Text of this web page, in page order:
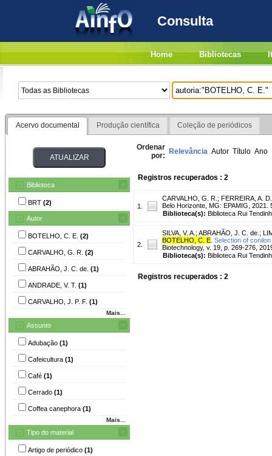
Consulta
Home Bibliotecas
Acervo documental Produção científica Coleção de periódicos
Biblioteca
BRT (2)
Autor
BOTELHO, C. E. (2)
CARVALHO, G. R. (2)
ABRAHÃO, J. C. de. (1)
ANDRADE, V. T. (1)
CARVALHO, J. P. F. (1)
Mais...
Assunto
Adubação (1)
Cafeicultura (1)
Café (1)
Cerrado (1)
Coffea canephora (1)
Mais...
Tipo do material
Artigo de periódico (1)
Ordenar
por: Relevância Autor Título Ano
Registros recuperados : 2
1.
CARVALHO, G. R. ; FERREIRA, A. D.
Belo Horizonte, MG: EPAMIG, 2021.
Biblioteca(s): Biblioteca Rui
2.
SILVA, V. A. ; ABRAHÃO, J. C. de. ;
BOTELHO, C. E Selection of
Biotechnology, v. 19, p. 269-276,
Biblioteca(s): Biblioteca Rui
Registros recuperados : 2